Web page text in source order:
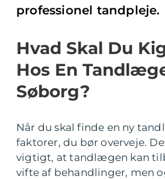
professionel tandpleje.
Hvad Skal Du
Hos En
Søborg?
Når du skal finde en ny
faktorer, du bør overveje.
vigtigt, at tandlægen kan
vifte af behandlinger, men